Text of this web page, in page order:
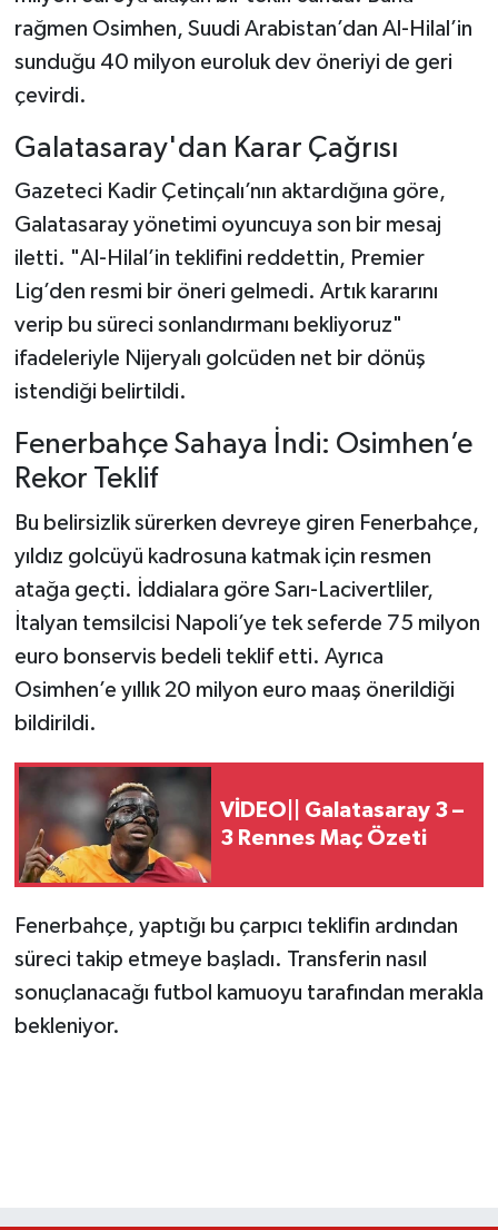
rağmen Osimhen, Suudi Arabistan’dan Al-Hilal’in
sunduğu 40 milyon euroluk dev öneriyi de geri
çevirdi.
Galatasaray'dan Karar Çağrısı
Gazeteci Kadir Çetinçalı’nın aktardığına göre,
Galatasaray yönetimi oyuncuya son bir mesaj
iletti. "Al-Hilal’in teklifini reddettin, Premier
Lig’den resmi bir öneri gelmedi. Artık kararını
verip bu süreci sonlandırmanı bekliyoruz"
ifadeleriyle Nijeryalı golcüden net bir dönüş
istendiği belirtildi.
Fenerbahçe Sahaya İndi: Osimhen’e
Rekor Teklif
Bu belirsizlik sürerken devreye giren Fenerbahçe,
yıldız golcüyü kadrosuna katmak için resmen
atağa geçti. İddialara göre Sarı-Lacivertliler,
İtalyan temsilcisi Napoli’ye tek seferde 75 milyon
euro bonservis bedeli teklif etti. Ayrıca
Osimhen’e yıllık 20 milyon euro maaş önerildiği
bildirildi.
VİDEO|| Galatasaray 3 –
3 Rennes Maç Özeti
Fenerbahçe, yaptığı bu çarpıcı teklifin ardından
süreci takip etmeye başladı. Transferin nasıl
sonuçlanacağı futbol kamuoyu tarafından merakla
bekleniyor.